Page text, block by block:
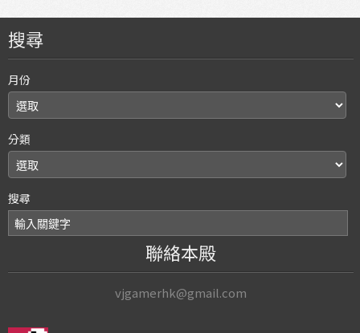
搜尋
月份
分類
搜尋
聯絡本殿
vjgamerhk@gmail.com